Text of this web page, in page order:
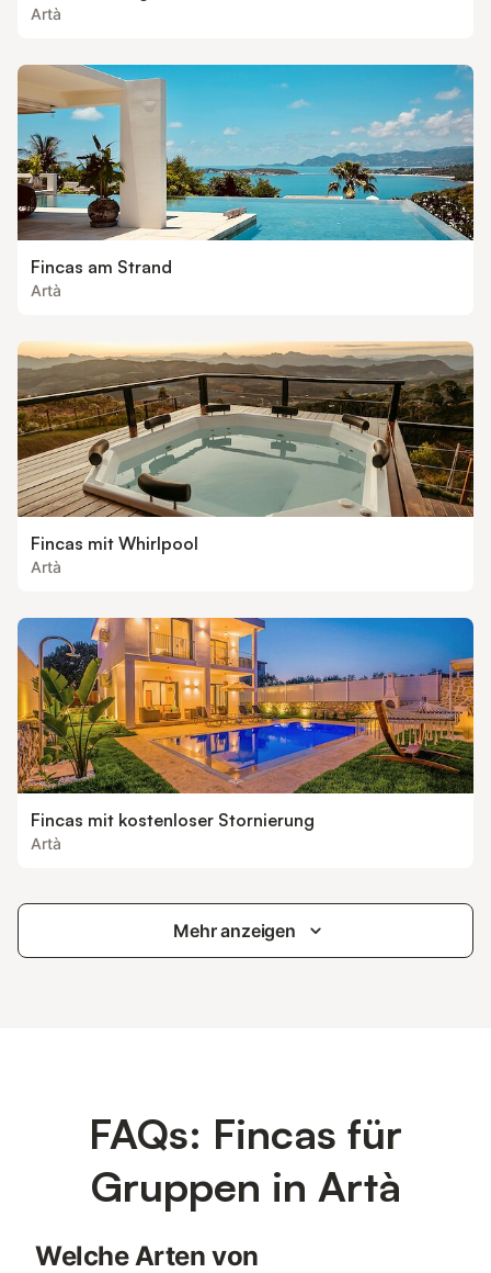
Artà
Fincas am Strand
Artà
Fincas mit Whirlpool
Artà
Fincas mit kostenloser Stornierung
Artà
Mehr anzeigen
FAQs: Fincas für
Gruppen in Artà
Welche Arten von